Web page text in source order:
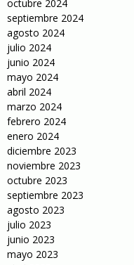
octubre 2024
septiembre 2024
agosto 2024
julio 2024
junio 2024
mayo 2024
abril 2024
marzo 2024
febrero 2024
enero 2024
diciembre 2023
noviembre 2023
octubre 2023
septiembre 2023
agosto 2023
julio 2023
junio 2023
mayo 2023